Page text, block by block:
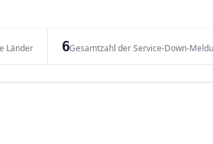
Länder 6Gesamtzahl der Service-Down-